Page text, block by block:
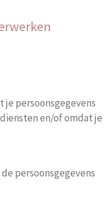
persoonsgegevens
en/of omdat je
persoonsgegevens